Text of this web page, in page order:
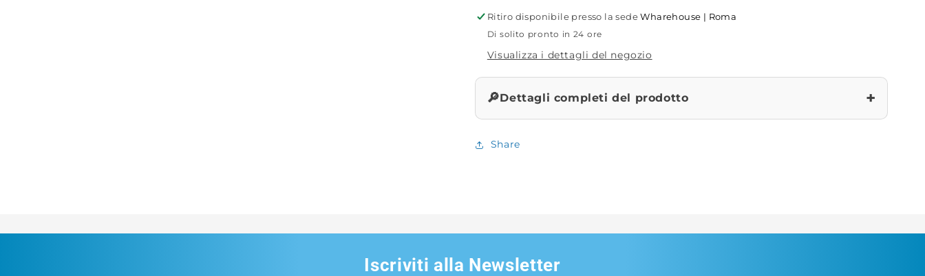
Ritiro disponibile presso la sedeWharehouse | Roma
Di solito pronto in 24 ore
Visualizza i dettagli del negozio
🔎Dettagli completi del prodotto +
Share
Iscriviti alla Newsletter